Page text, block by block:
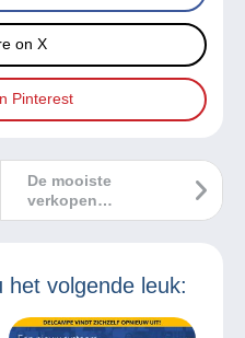
on X
Pinterest
De mooiste
verkopen
Delcampe
het volgende leuk: